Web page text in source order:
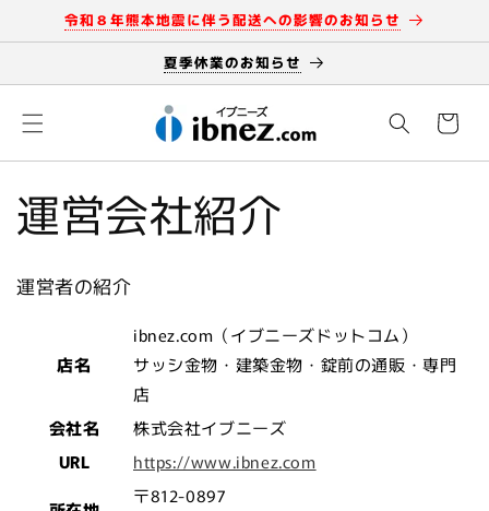
ンツに
進む
令和８年熊本地震に伴う配送への影響のお知らせ
夏季休業のお知らせ
ー
運営会社紹介
運営者の紹介
店名
ibnez.com（イブニーズドットコム）
サッシ金物・建築金物・錠前の通販・専門
店
会社名
株式会社イブニーズ
URL
https://www.ibnez.com
〒812-0897